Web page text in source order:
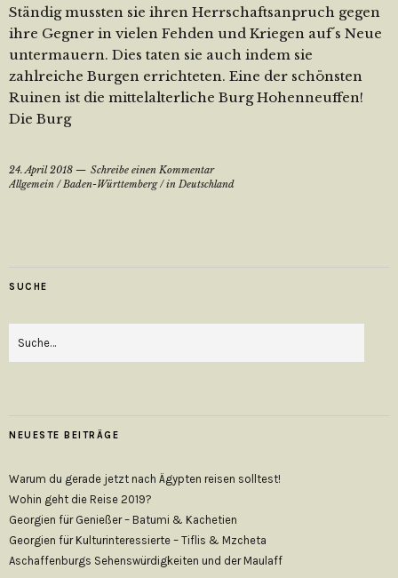
Ständig mussten sie ihren Herrschaftsanpruch gegen
ihre Gegner in vielen Fehden und Kriegen auf´s Neue
untermauern. Dies taten sie auch indem sie
zahlreiche Burgen errichteten. Eine der schönsten
Ruinen ist die mittelalterliche Burg Hohenneuffen!
Die Burg
24. April 2018
Schreibe einen Kommentar
Allgemein /Baden-Württemberg/in Deutschland
SUCHE
NEUESTE BEITRÄGE
Warum du gerade jetzt nach Ägypten reisen solltest!
Wohin geht die Reise 2019?
Georgien für Genießer – Batumi & Kachetien
Georgien für Kulturinteressierte – Tiflis & Mzcheta
Aschaffenburgs Sehenswürdigkeiten und der Maulaff